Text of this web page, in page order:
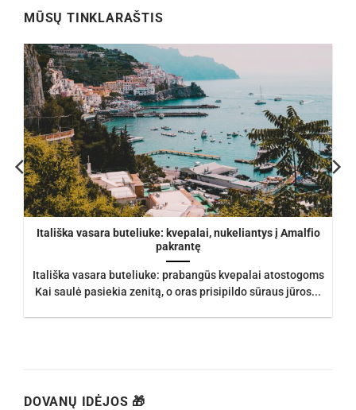
MŪSŲ TINKLARAŠTIS
Itališka vasara buteliuke: kvepalai, nukeliantys į Amalfio
pakrantę
Itališka vasara buteliuke: prabangūs kvepalai atostogoms
Kai saulė pasiekia zenitą, o oras prisipildo sūraus jūros...
DOVANŲ IDĖJOS 🎁